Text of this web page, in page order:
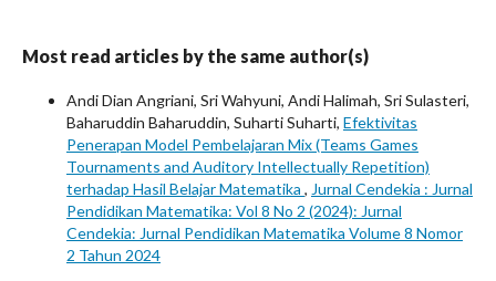
Most read articles by the same author(s)
Andi Dian Angriani, Sri Wahyuni, Andi Halimah, Sri Sulasteri,
Baharuddin Baharuddin, Suharti Suharti, Efektivitas
Penerapan Model Pembelajaran Mix (Teams Games
Tournaments and Auditory Intellectually Repetition)
terhadap Hasil Belajar Matematika , Jurnal Cendekia : Jurnal
Pendidikan Matematika: Vol 8 No 2 (2024): Jurnal
Cendekia: Jurnal Pendidikan Matematika Volume 8 Nomor
2 Tahun 2024